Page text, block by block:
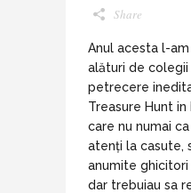
Share
Anul acesta l-
alături de
petrecere
Treasure Hunt
care nu numai
atenți la casute,
anumite
dar trebuiau sa